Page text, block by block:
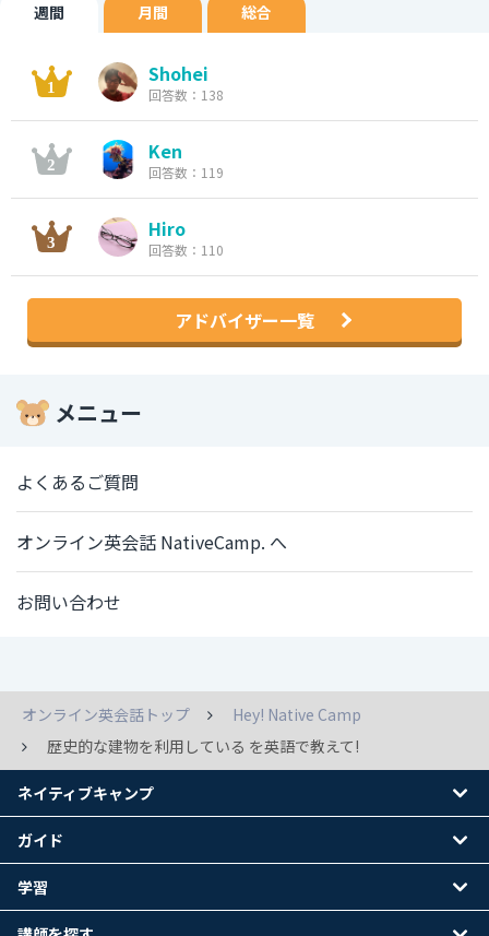
週間 月間 総合
Shohei
回答数：138
Ken
回答数：119
Hiro
回答数：110
アドバイザー一覧
メニュー
よくあるご質問
オンライン英会話 NativeCamp. へ
お問い合わせ
オンライン英会話トップ
Hey! Native Camp
歴史的な建物を利用している を英語で教えて!
ネイティブキャンプ
ガイド
学習